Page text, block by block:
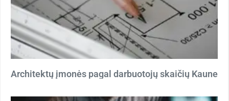
Architektų įmonės pagal darbuotojų skaičių Kaune